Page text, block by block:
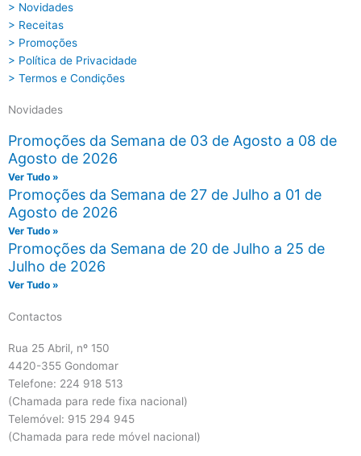
> Novidades
> Receitas
> Promoções
> Política de Privacidade
> Termos e Condições
Novidades
Promoções da Semana de 03 de Agosto a 08 de
Agosto de 2026
Ver Tudo »
Promoções da Semana de 27 de Julho a 01 de
Agosto de 2026
Ver Tudo »
Promoções da Semana de 20 de Julho a 25 de
Julho de 2026
Ver Tudo »
Contactos
Rua 25 Abril, nº 150
4420-355 Gondomar
Telefone: 224 918 513
(Chamada para rede fixa nacional)
Telemóvel: 915 294 945
(Chamada para rede móvel nacional)